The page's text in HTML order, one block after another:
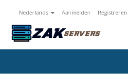
Nederlands Aanmelden Registreren